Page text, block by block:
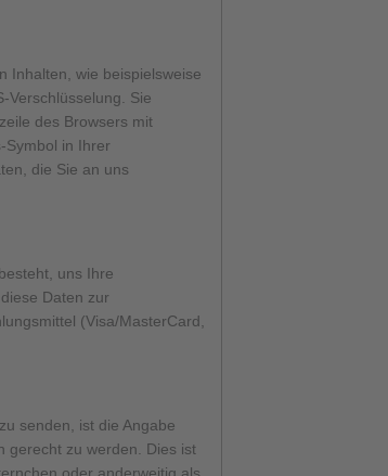
Inhalten, wie beispielsweise
Verschlüsselung. Sie
des Browsers mit
Symbol in Ihrer
die Sie an uns
uns Ihre
Daten zur
(Visa/MasterCard,
senden, ist die Angabe
gerecht zu werden. Dies ist